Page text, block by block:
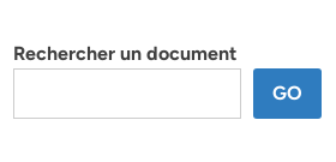
Rechercher un document
GO